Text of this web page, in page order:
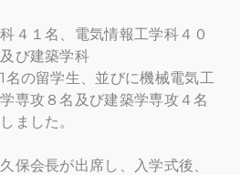
４１名、電気情報工学科４０
び建築学科
名の留学生、並びに機械電気工
専攻８名及び建築学専攻４名
ました。
保会長が出席し、入学式後、
ーン転職情報
企業求人情報
バンク登録
お問い合わせ